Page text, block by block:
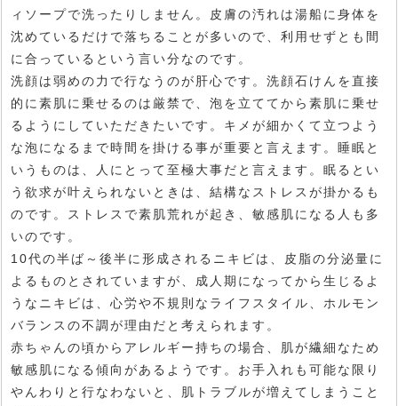
ィソープで洗ったりしません。皮膚の汚れは湯船に身体を
沈めているだけで落ちることが多いので、利用せずとも間
に合っているという言い分なのです。
洗顔は弱めの力で行なうのが肝心です。洗顔石けんを直接
的に素肌に乗せるのは厳禁で、泡を立ててから素肌に乗せ
るようにしていただきたいです。キメが細かくて立つよう
な泡になるまで時間を掛ける事が重要と言えます。睡眠と
いうものは、人にとって至極大事だと言えます。眠るとい
う欲求が叶えられないときは、結構なストレスが掛かるも
のです。ストレスで素肌荒れが起き、敏感肌になる人も多
いのです。
10代の半ば～後半に形成されるニキビは、皮脂の分泌量に
よるものとされていますが、成人期になってから生じるよ
うなニキビは、心労や不規則なライフスタイル、ホルモン
バランスの不調が理由だと考えられます。
赤ちゃんの頃からアレルギー持ちの場合、肌が繊細なため
敏感肌になる傾向があるようです。お手入れも可能な限り
やんわりと行なわないと、肌トラブルが増えてしまうこと